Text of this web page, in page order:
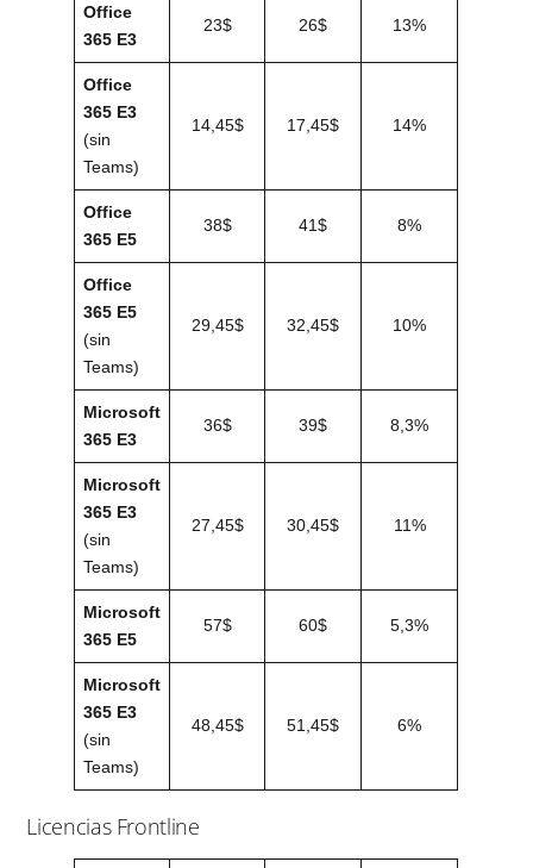
Office
365 E3
23$ 26$ 13%
Office
365 E3
(sin
Teams)
14,45$ 17,45$ 14%
Office
365 E5
38$ 41$ 8%
Office
365 E5
(sin
Teams)
29,45$ 32,45$ 10%
Microsoft
365 E3
36$ 39$ 8,3%
Microsoft
365 E3
(sin
Teams)
27,45$ 30,45$ 11%
Microsoft
365 E5
57$ 60$ 5,3%
Microsoft
365 E3
(sin
Teams)
48,45$ 51,45$ 6%
Licencias Frontline